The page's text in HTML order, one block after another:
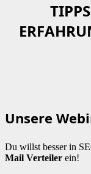
Unsere
Du willst besser in
Mail Verteiler ein!